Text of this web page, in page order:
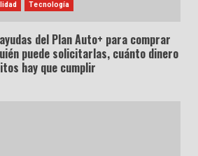
Tecnología
del Plan Auto+ para comprar
puede solicitarlas, cuánto dinero
hay que cumplir